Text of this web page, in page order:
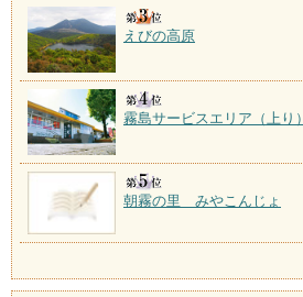
えびの高原
霧島サービスエリア（上り）
朝霧の里 みやこんじょ